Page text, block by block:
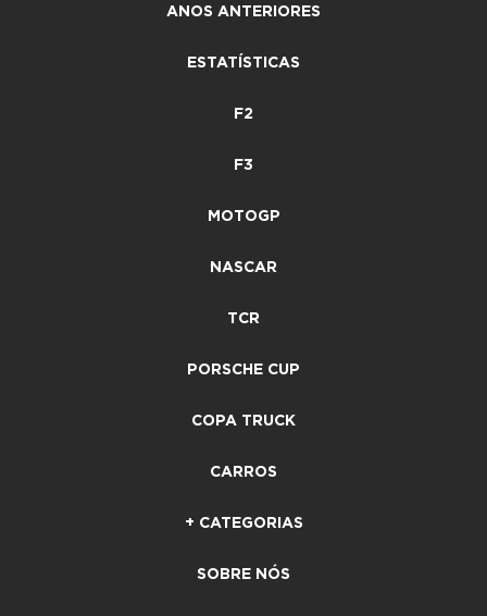
ANOS ANTERIORES
ESTATÍSTICAS
F2
F3
MOTOGP
NASCAR
TCR
PORSCHE CUP
COPA TRUCK
CARROS
+ CATEGORIAS
SOBRE NÓS